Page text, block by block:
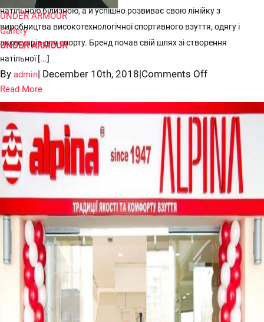
UNDER ARMOUR
Gallery
UNDER ARMOUR
натільною білизною, а й успішно розвиває свою лінійку з
виробництва високотехнологічної спортивного взуття, одягу і
аксесуарів для спорту. Бренд почав свій шлях зі створення
натільної [...]
By admin| December 10th, 2018|Comments Offon
ARMOUR
Read More

ALPINA
Просторий магазин площею 197 м² на другому поверсі ТРЦ Plaza
Sport Outlet - це перший монобрендовий магазин ALPINA в Україні.
Монобрендовий магазин взуття і аксесуарів ТМ "ALPINA" - це:
Широкий асортимент жіночого і чоловічого взуття, який нараховує
до 800 моделей і включає в себе такі напрямки стилю як Fashion,
Класика, Комфорт а також вперше в Україні [...]
By System Administrator April 4th, 2018 Comments Offon
Read More